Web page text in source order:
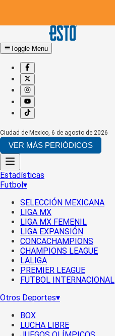
Toggle Menu
Ciudad de Mexico, 6 de agosto de 2026
VER MÁS PERIÓDICOS
Estadísticas
Futbol▾
SELECCIÓN MEXICANA
LIGA MX
LIGA MX FEMENIL
LIGA EXPANSIÓN
CONCACHAMPIONS
CHAMPIONS LEAGUE
LALIGA
PREMIER LEAGUE
FUTBOL INTERNACIONAL
Otros Deportes▾
BOX
LUCHA LIBRE